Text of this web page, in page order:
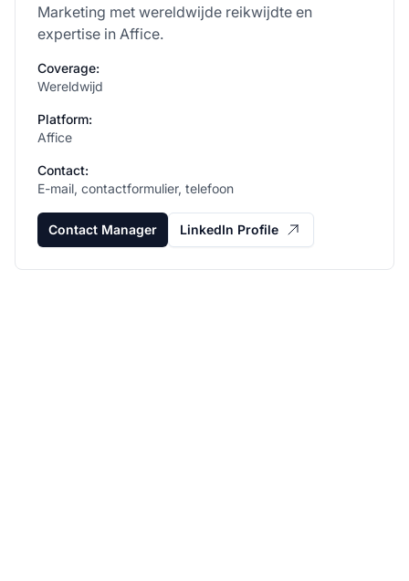
Marketing met wereldwijde reikwijdte en
expertise in Affice.
Coverage:
Wereldwijd
Platform:
Affice
Contact:
E-mail, contactformulier, telefoon
Contact Manager LinkedIn Profile